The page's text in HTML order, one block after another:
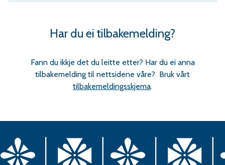
Har du ei tilbakemelding?
Fann du ikkje det du leitte etter? Har du ei anna
tilbakemelding til nettsidene våre? Bruk vårt
tilbakemeldingsskjema.